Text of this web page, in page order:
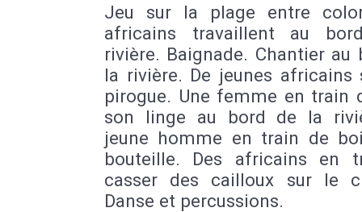
Jeu sur la plage entre
africains travaillent au
rivière. Baignade. Chantier au
la rivière. De jeunes africains
pirogue. Une femme en train
son linge au bord de la
jeune homme en train de
bouteille. Des africains en
casser des cailloux sur le
Danse et percussions.